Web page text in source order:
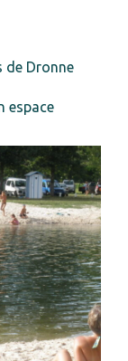
de Dronne
espace